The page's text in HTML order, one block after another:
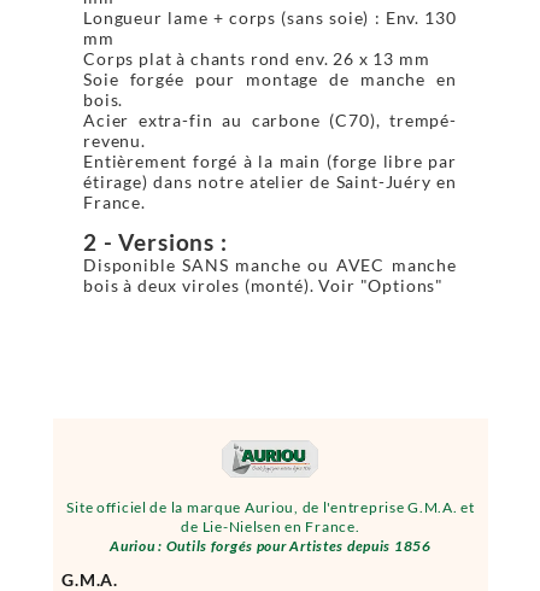
Site officiel de la marque Auriou, de l'entreprise G.M.A. et
de Lie-Nielsen en France.
Auriou : Outils forgés pour Artistes depuis 1856
G.M.A.
Longueur lame + corps (sans soie) : Env. 130
mm
Corps plat à chants rond env. 26 x 13 mm
Soie forgée pour montage de manche en
bois.
Acier extra-fin au carbone (C70), trempé-
revenu.
Entièrement forgé à la main (forge libre par
étirage) dans notre atelier de Saint-Juéry en
France.
2 - Versions :
Disponible SANS manche ou AVEC manche
bois à deux viroles (monté). Voir "Options"